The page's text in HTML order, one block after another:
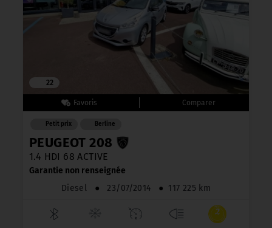
22
Petit prix Berline
PEUGEOT 208
1.4 HDI 68 ACTIVE
Garantie non renseignée
Diesel
● 23/07/2014 ● 117 225 km